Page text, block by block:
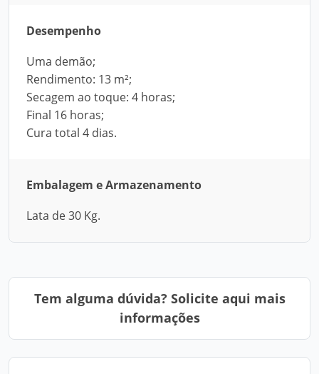
Desempenho
Uma demão;
Rendimento: 13 m²;
Secagem ao toque: 4 horas;
Final 16 horas;
Cura total 4 dias.
Embalagem e Armazenamento
Lata de 30 Kg.
Tem alguma dúvida? Solicite aqui mais
informações